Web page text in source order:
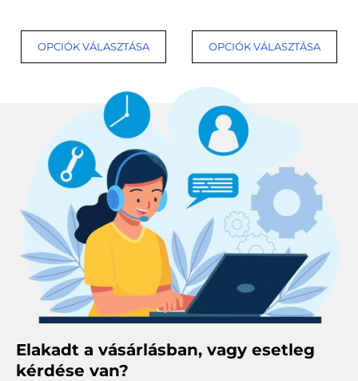
OPCIÓK VÁLASZTÁSA OPCIÓK VÁLASZTÁSA
Elakadt a vásárlásban, vagy esetleg
kérdése van?